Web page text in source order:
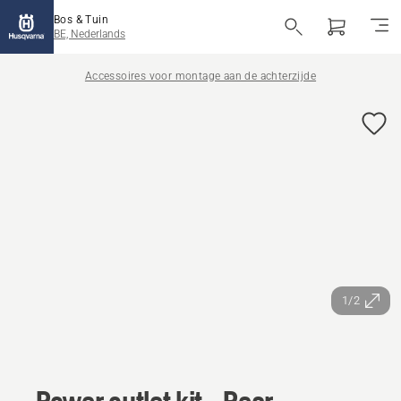
Bos & Tuin
BE, Nederlands
Accessoires voor montage aan de achterzijde
1/2